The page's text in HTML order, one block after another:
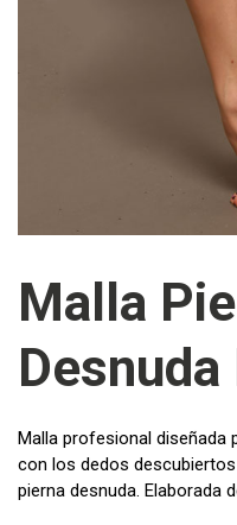
Malla
Malla profesional diseñada
con los dedos
pierna desnuda. Elaborada